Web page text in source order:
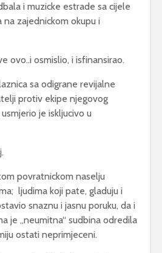
i muzicke estrade sa cijele
zajednickom okupu i
ovo..i osmislio, i isfinansirao.
sa odigrane revijalne
protiv ekipe njegovog
je iskljucivo u
povratnickom naselju
ljudima koji pate, gladuju i
snaznu i jasnu poruku, da i
je „neumitna“ sudbina odredila
ostati neprimjeceni.